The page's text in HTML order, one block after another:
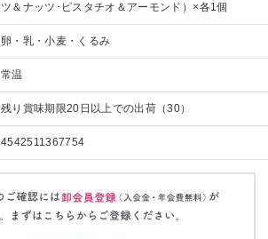
ツ＆ナッツ･ピスタチオ＆アーモンド）×各1個
卵・乳・小麦・くるみ
常温
残り賞味期限20日以上での出荷（30）
4542511367754